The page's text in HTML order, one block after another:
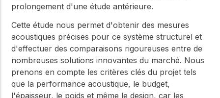
prolongement d'une étude antérieure.
Cette étude nous permet d'obtenir des mesures
acoustiques précises pour ce système structurel et
d'effectuer des comparaisons rigoureuses entre de
nombreuses solutions innovantes du marché. Nous
prenons en compte les critères clés du projet tels
que la performance acoustique, le budget,
l'épaisseur, le poids et même le design, car les